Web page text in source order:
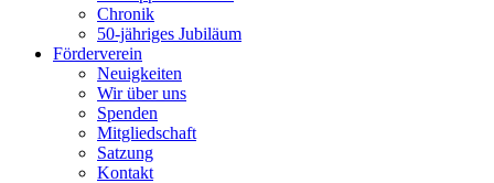
Chronik
50-jähriges Jubiläum
Förderverein
Neuigkeiten
Wir über uns
Spenden
Mitgliedschaft
Satzung
Kontakt